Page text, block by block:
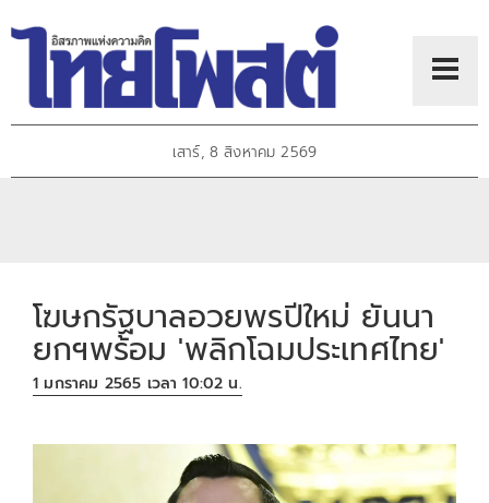
เสาร์, 8 สิงหาคม 2569
โฆษกรัฐบาลอวยพรปีใหม่ ยันนา
ยกฯพร้อม 'พลิกโฉมประเทศไทย'
1 มกราคม 2565 เวลา 10:02 น.